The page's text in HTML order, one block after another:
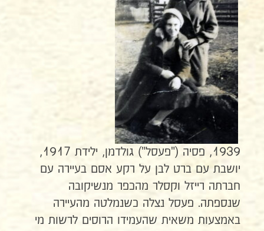
1939, פסיה ("פעסל") גולדמן, ילידת 1917,
יושבת עם ברט לבן על רקע אסם בעיירה עם
חברתה רייזל וקסלר מהכפר מנשיקובה
שנספתה. פעסל נצלה כשנמלטה מהעיירה
באמצעות משאית שהעמידו הרוסים לרשות מי